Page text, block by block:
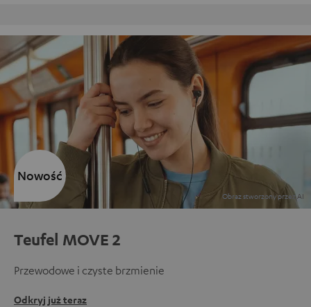
Teufel MOVE 2
Przewodowe i czyste brzmienie
Odkryj już teraz
Nowość